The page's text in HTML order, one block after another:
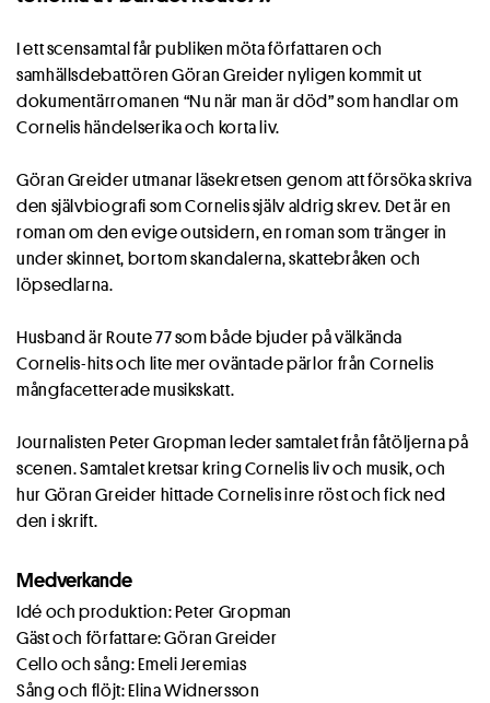
I ett scensamtal får publiken möta författaren och
samhällsdebattören Göran Greider nyligen kommit ut
dokumentärromanen “Nu när man är död” som handlar om
Cornelis händelserika och korta liv.
Göran Greider utmanar läsekretsen genom att försöka skriva
den självbiografi som Cornelis själv aldrig skrev. Det är en
roman om den evige outsidern, en roman som tränger in
under skinnet, bortom skandalerna, skattebråken och
löpsedlarna.
Husband är Route 77 som både bjuder på välkända
Cornelis-hits och lite mer oväntade pärlor från Cornelis
mångfacetterade musikskatt.
Journalisten Peter Gropman leder samtalet från fåtöljerna på
scenen. Samtalet kretsar kring Cornelis liv och musik, och
hur Göran Greider hittade Cornelis inre röst och fick ned
den i skrift.
Medverkande
Idé och produktion: Peter Gropman
Gäst och författare: Göran Greider
Cello och sång: Emeli Jeremias
Sång och flöjt: Elina Widnersson